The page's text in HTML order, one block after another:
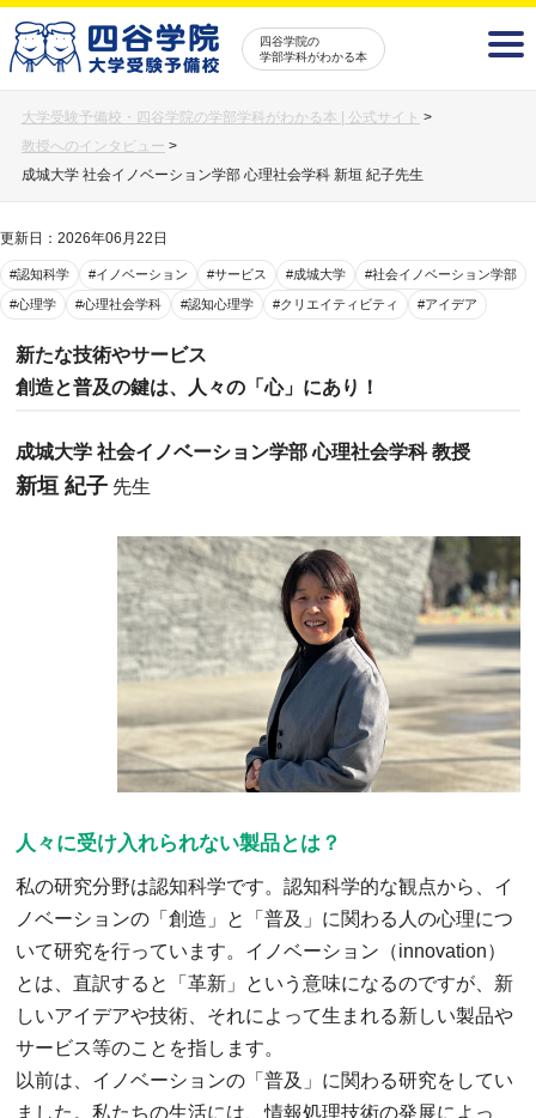
四谷学院の
学部学科がわかる本
大学受験予備校・四谷学院の学部学科がわかる本 | 公式サイト >
教授へのインタビュー >
成城大学 社会イノベーション学部 心理社会学科 新垣 紀子先生
更新日：2026年06月22日
#認知科学 #イノベーション #サービス #成城大学 #社会イノベーション学部
#心理学 #心理社会学科 #認知心理学 #クリエイティビティ #アイデア
新たな技術やサービス
創造と普及の鍵は、人々の「心」にあり！
成城大学 社会イノベーション学部 心理社会学科 教授
新垣 紀子 先生
人々に受け入れられない製品とは？
私の研究分野は認知科学です。認知科学的な観点から、イ
ノベーションの「創造」と「普及」に関わる人の心理につ
いて研究を行っています。イノベーション（innovation）
とは、直訳すると「革新」という意味になるのですが、新
しいアイデアや技術、それによって生まれる新しい製品や
サービス等のことを指します。
以前は、イノベーションの「普及」に関わる研究をしてい
ました。私たちの生活には、情報処理技術の発展によっ